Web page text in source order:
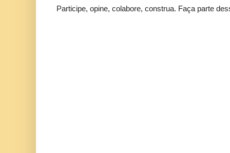
Participe, opine, colabore, construa. Faça parte